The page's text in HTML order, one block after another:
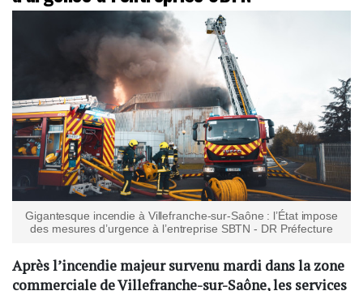
Gigantesque incendie à Villefranche-sur-Saône : l’État impose
des mesures d’urgence à l’entreprise SBTN - DR Préfecture
Après l’incendie majeur survenu mardi dans la zone
commerciale de Villefranche-sur-Saône, les services